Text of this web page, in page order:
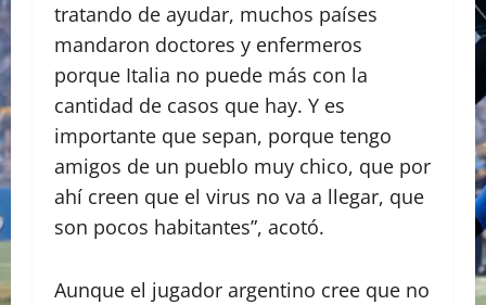
tratando de ayudar, muchos países
mandaron doctores y enfermeros
porque Italia no puede más con la
cantidad de casos que hay. Y es
importante que sepan, porque tengo
amigos de un pueblo muy chico, que por
ahí creen que el virus no va a llegar, que
son pocos habitantes”, acotó.
Aunque el jugador argentino cree que no